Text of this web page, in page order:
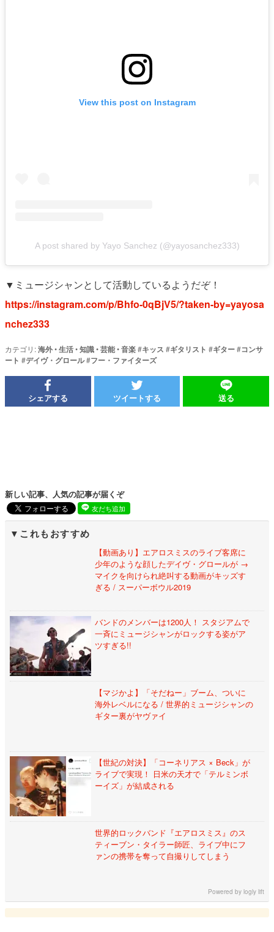
View this post on Instagram
A post shared by Yayo Sanchez (@yayosanchez333)
▼ミュージシャンとして活動しているようだぞ！
https://instagram.com/p/Bhfo-0qBjV5/?taken-by=yayosa
nchez333
カテゴリ:海外•生活•知識•芸能•音楽#キッス #ギタリスト #ギター#コンサ
ート #デイヴ・グロール#フー・ファイターズ
シェアする ツイートする 送る
新しい記事、人気の記事が届くぞ
友だち追加
これもおすすめ
【動画あり】エアロスミスのライブ客席に
少年のような顔したデイヴ・グロールが →
マイクを向けられ絶叫する動画がキッズす
ぎる / スーパーボウル2019
バンドのメンバーは1200人！ スタジアムで
一斉にミュージシャンがロックする姿がア
ツすぎる!!
【マジかよ】「そだねー」ブーム、ついに
海外レベルになる / 世界的ミュージシャンの
ギター裏がヤヴァイ
【世紀の対決】「コーネリアス × Beck」が
ライブで実現！ 日米の天才で「テルミンボ
ーイズ」が結成される
世界的ロックバンド『エアロスミス』のス
ティーブン・タイラー師匠、ライブ中にフ
ァンの携帯を奪って自撮りしてしまう
Powered bylogly lift